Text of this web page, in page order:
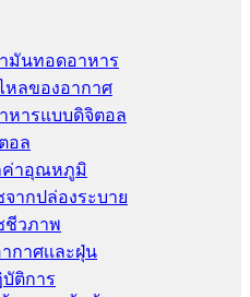
มันทอดอาหาร
หลของอากาศ
หารแบบดิจิตอล
อล
ค่าอุณหภูมิ
จากปล่องระบาย
ชีวภาพ
กาศเเละฝุ่น
ติการ